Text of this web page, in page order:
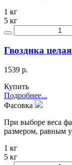
1 кг
5 кг
Гвоздика
1539 р.
Купить
Подробнее...
Фасовка
При выборе веса
размером, равным
1 кг
5 кг